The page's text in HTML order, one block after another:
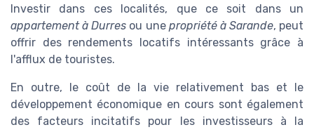
Investir dans ces localités, que ce soit dans un
appartement à Durres ou une propriété à Sarande, peut
offrir des rendements locatifs intéressants grâce à
l'afflux de touristes.
En outre, le coût de la vie relativement bas et le
développement économique en cours sont également
des facteurs incitatifs pour les investisseurs à la